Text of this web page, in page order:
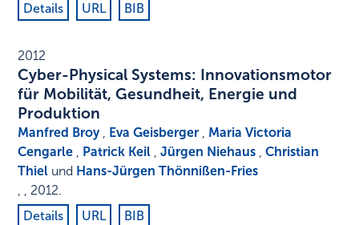
Details
URL BIB
2012
Cyber-Physical Systems: Innovationsmotor
für Mobilität, Gesundheit, Energie und
Produktion
Manfred Broy, Eva Geisberger , Maria Victoria
Cengarle , Patrick Keil ,Jürgen Niehaus ,Christian
Thiel und Hans-Jürgen Thönnißen-Fries
, , 2012.
Details
URL BIB